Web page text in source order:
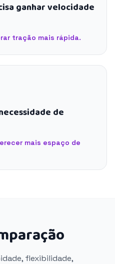
ganhar velocidade
tração mais rápida.
de
mais espaço de
flexibilidade,